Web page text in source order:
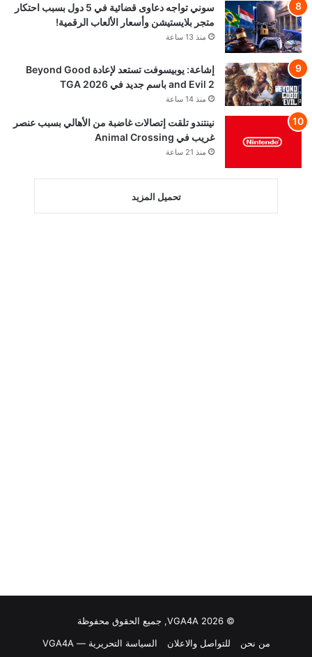
سوني تواجه دعاوى قضائية في 5 دول بسبب احتكار
متجر بلايستيشن وأسعار الألعاب الرقمية!
منذ 13 ساعة
إشاعة: يوبيسوفت تستعد لإعادة Beyond Good
and Evil 2 باسم جديد في TGA 2026
منذ 14 ساعة
نينتندو تلقت إتصالات غاضبة من الأهالي بسبب عنصر
غريب في Animal Crossing
منذ 21 ساعة
تحميل المزيد
© VGA4A 2026, جميع الحقوق محفوظة
من نحن
للتواصل والاعلان السياسة التحريرية — VGA4A